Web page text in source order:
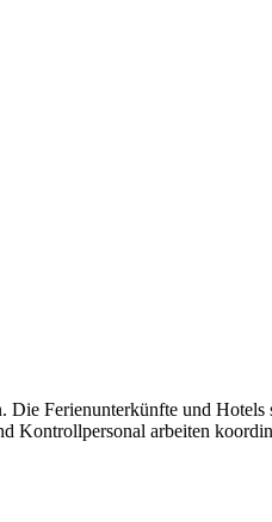
Ferienunterkünfte und
arbeiten